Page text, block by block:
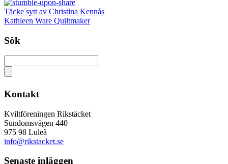
Täcke sytt av Christina Kennås
Kathleen Ware Quiltmaker
Sök
Kontakt
Kviltföreningen Rikstäcket
Sundomsvägen 440
975 98 Luleå
info@rikstacket.se
Senaste inläggen